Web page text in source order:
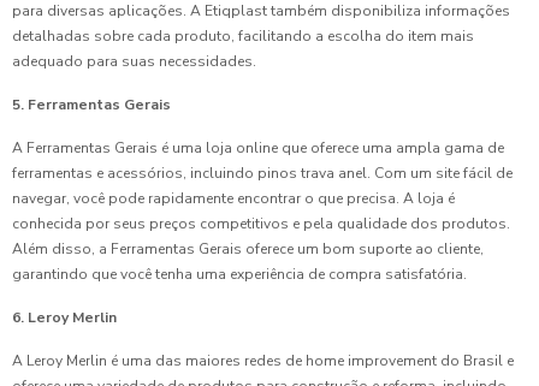
para diversas aplicações. A Etiqplast também disponibiliza informações
detalhadas sobre cada produto, facilitando a escolha do item mais
adequado para suas necessidades.
5. Ferramentas Gerais
A Ferramentas Gerais é uma loja online que oferece uma ampla gama de
ferramentas e acessórios, incluindo pinos trava anel. Com um site fácil de
navegar, você pode rapidamente encontrar o que precisa. A loja é
conhecida por seus preços competitivos e pela qualidade dos produtos.
Além disso, a Ferramentas Gerais oferece um bom suporte ao cliente,
garantindo que você tenha uma experiência de compra satisfatória.
6. Leroy Merlin
A Leroy Merlin é uma das maiores redes de home improvement do Brasil e